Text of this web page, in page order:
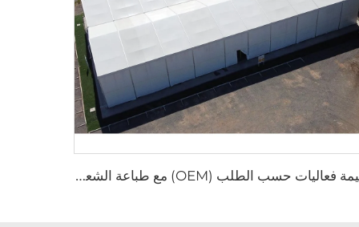
خ
يمة فعاليات حسب الطلب (OEM) مع طباعة الشعار | هيكل وحداتي قابل للتجميع السريع لمواقع الحفلات والمهرجانات الخارجية الكبيرة